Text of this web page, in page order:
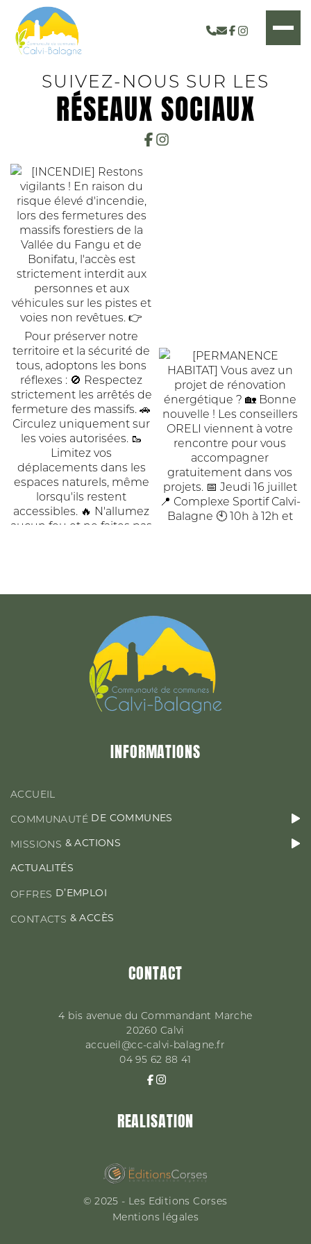
ACCUEIL
COMMUNAUTÉDE
MISSIONS&
ACTIONS
ACTUALITÉS
OFFRES
SUIVEZ-NOUS SUR LES
RÉSEAUX SOCIAUX
INFORMATIONS
ACCUEIL
COMMUNAUTÉ DE COMMUNES
MISSIONS & ACTIONS
ACTUALITÉS
OFFRES D’EMPLOI
CONTACTS & ACCÈS
CONTACT
4 bis avenue du Commandant Marche
20260 Calvi
accueil@cc-calvi-balagne.fr
04 95 62 88 41
REALISATION
© 2025 - Les Editions Corses
Mentions légales